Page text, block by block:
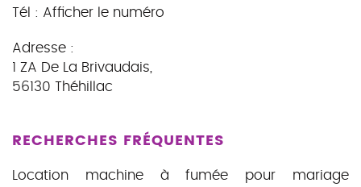
Tél : Afficher le numéro
Adresse :
1 ZA De La Brivaudais
56130 Théhillac
RECHERCHES FRÉQUENTES
Location machine à fumée pour mariage